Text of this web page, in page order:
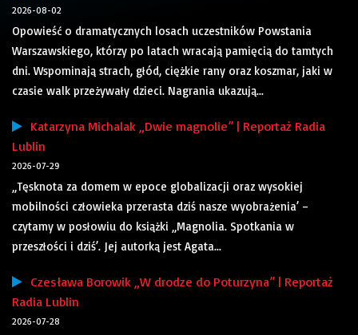
2026-08-02
Opowieść o dramatycznych losach uczestników Powstania
Warszawskiego, którzy po latach wracają pamięcią do tamtych
dni. Wspominają strach, głód, ciężkie rany oraz koszmar, jaki w
czasie walk przeżywały dzieci. Nagrania ukazują...
Katarzyna Michalak „Dwie magnolie” | Reportaż Radia
Lublin
2026-07-29
„Tęsknota za domem w epoce globalizacji oraz wysokiej
mobilności człowieka przerasta dziś nasze wyobrażenia’ –
czytamy w posłowiu do książki „Magnolia. Spotkania w
przeszłości i dziś’. Jej autorką jest Agata...
Czesława Borowik „W drodze do Poturzyna” | Reportaż
Radia Lublin
2026-07-28